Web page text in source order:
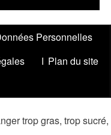
Personnelles
Plan du site
trop gras, trop sucré,